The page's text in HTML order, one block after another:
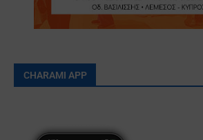
CHARAMI APP